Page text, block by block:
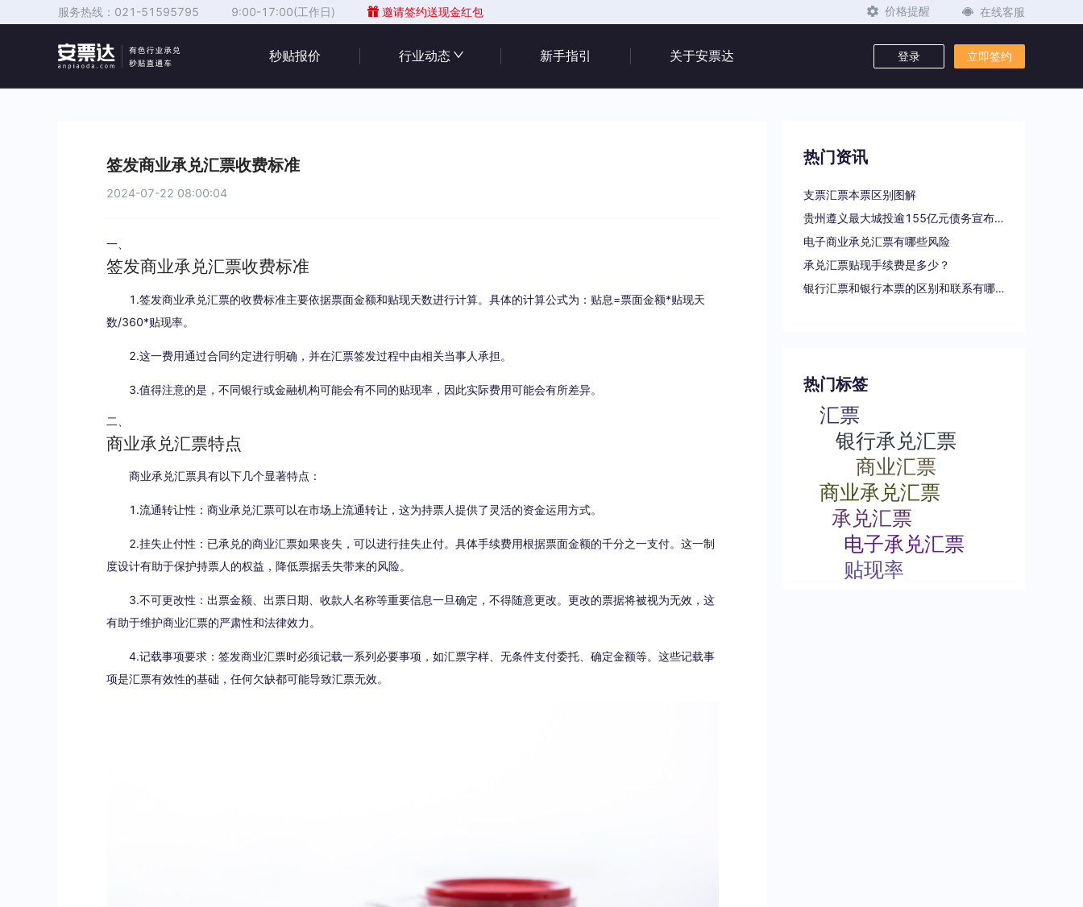
服务热线： 021-51595795 9:00-17:00(工作日) 邀请签约送现金红包 价格提醒 在线客服
秒贴报价 行业动态 新手指引 关于安票达 登录 立即签约
签发商业承兑汇票收费标准
2024-07-22 08:00:04
一、
签发商业承兑汇票收费标准
1.签发商业承兑汇票的收费标准主要依据票面金额和贴现天数进行计算。具体的计算公式为：贴息=票面金额*贴现天
数/360*贴现率。
2.这一费用通过合同约定进行明确，并在汇票签发过程中由相关当事人承担。
3.值得注意的是，不同银行或金融机构可能会有不同的贴现率，因此实际费用可能会有所差异。
二、
商业承兑汇票特点
商业承兑汇票具有以下几个显著特点：
1.流通转让性：商业承兑汇票可以在市场上流通转让，这为持票人提供了灵活的资金运用方式。
2.挂失止付性：已承兑的商业汇票如果丧失，可以进行挂失止付。具体手续费用根据票面金额的千分之一支付。这一制
度设计有助于保护持票人的权益，降低票据丢失带来的风险。
3.不可更改性：出票金额、出票日期、收款人名称等重要信息一旦确定，不得随意更改。更改的票据将被视为无效，这
有助于维护商业汇票的严肃性和法律效力。
4.记载事项要求：签发商业汇票时必须记载一系列必要事项，如汇票字样、无条件支付委托、确定金额等。这些记载事
项是汇票有效性的基础，任何欠缺都可能导致汇票无效。
热门资讯
支票汇票本票区别图解
贵州遵义最大城投逾155亿元债务宣布重组
电子商业承兑汇票有哪些风险
承兑汇票贴现手续费是多少？
银行汇票和银行本票的区别和联系有哪些（一文读懂支票、本票和汇票的区别）
热门标签
汇票
银行承兑汇票
商业汇票
商业承兑汇票
承兑汇票
电子承兑汇票
贴现率